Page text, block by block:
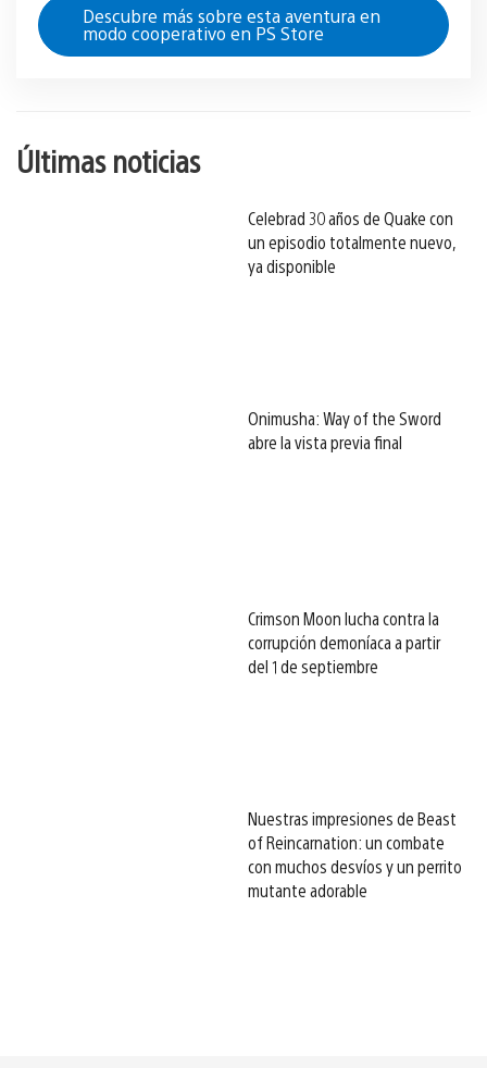
Descubre más sobre esta aventura en
modo cooperativo en PS Store
Últimas noticias
Celebrad 30 años de Quake con
un episodio totalmente nuevo,
ya disponible
Onimusha: Way of the Sword
abre la vista previa final
Crimson Moon lucha contra la
corrupción demoníaca a partir
del 1 de septiembre
Nuestras impresiones de Beast
of Reincarnation: un combate
con muchos desvíos y un perrito
mutante adorable